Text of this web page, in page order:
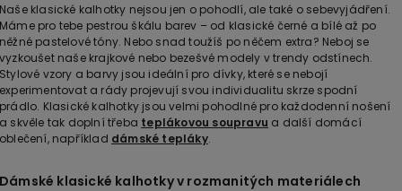
Naše klasické kalhotky nejsou jen o pohodlí, ale také o sebevyjádření.
Máme pro tebe pestrou škálu barev – od klasické černé a bílé až po
něžné pastelové tóny. Nebo snad toužíš po něčem extra? Neboj se
vyzkoušet naše krajkové nebo bezešvé modely v trendy odstínech.
Stylové vzory a barvy jsou ideální pro dívky, které se nebojí
experimentovat a rády projevují svou individualitu skrze spodní
prádlo. Klasické kalhotky jsou velmi pohodlné pro každodenní nošení
a skvěle tak doplní třeba teplákovou soupravu a další domácí
oblečení, například dámské tepláky.
Dámské klasické kalhotky v rozmanitých materiálech